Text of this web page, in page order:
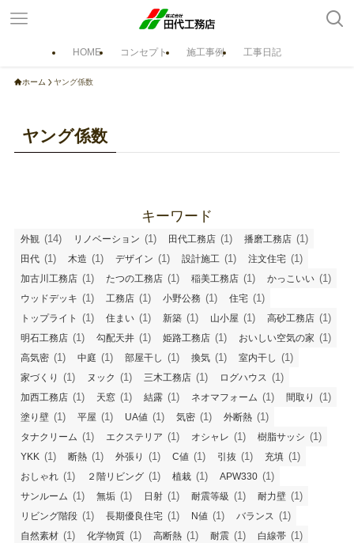
自然素材の家
規格型住宅 cocoon《 コクーン 》
ロハスな平屋／LO・HAUS
リフォーム・リノベーション
施工事例
工事日記
コラム
よくある質問
HOME コンセプト 施工事例 工事日記
ホーム ヤング係数
ヤング係数
キーワード
外観 (14) リノベーション (1) 田代工務店 (1) 播磨工務店 (1)
田代 (1) 木造 (1) デザイン (1) 設計施工 (1) 注文住宅 (1)
加古川工務店 (1) たつの工務店 (1) 稲美工務店 (1) かっこいい (1)
ウッドデッキ (1) 工務店 (1) 小野公務 (1) 住宅 (1)
トップライト (1) 住まい (1) 新築 (1) 山小屋 (1) 高砂工務店 (1)
明石工務店 (1) 勾配天井 (1) 姫路工務店 (1) おいしい空気の家 (1)
高気密 (1) 中庭 (1) 部屋干し (1) 換気 (1) 室内干し (1)
家づくり (1) ヌック (1) 三木工務店 (1) ログハウス (1)
加西工務店 (1) 天窓 (1) 結露 (1) ネオマフォーム (1) 間取り (1)
塗り壁 (1) 平屋 (1) UA値 (1) 気密 (1) 外断熱 (1)
タナクリーム (1) エクステリア (1) オシャレ (1) 樹脂サッシ (1)
YKK (1) 断熱 (1) 外張り (1) C値 (1) 引抜 (1) 充填 (1)
おしゃれ (1) ２階リビング (1) 植栽 (1) APW330 (1)
サンルーム (1) 無垢 (1) 日射 (1) 耐震等級 (1) 耐力壁 (1)
リビング階段 (1) 長期優良住宅 (1) N値 (1) バランス (1)
自然素材 (1) 化学物質 (1) 高断熱 (1) 耐震 (1) 白線帯 (1)